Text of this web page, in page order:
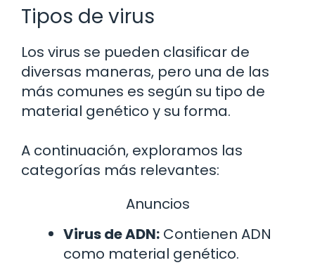
Tipos de virus
Los virus se pueden clasificar de
diversas maneras, pero una de las
más comunes es según su tipo de
material genético y su forma.
A continuación, exploramos las
categorías más relevantes:
Anuncios
Virus de ADN: Contienen ADN
como material genético.